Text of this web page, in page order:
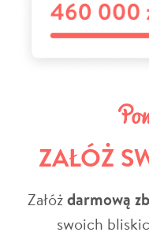
ZAŁÓŻ
Załóżdarmową
swoich